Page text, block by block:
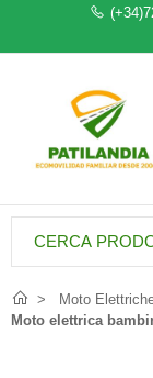
Moto
Moto elettrica